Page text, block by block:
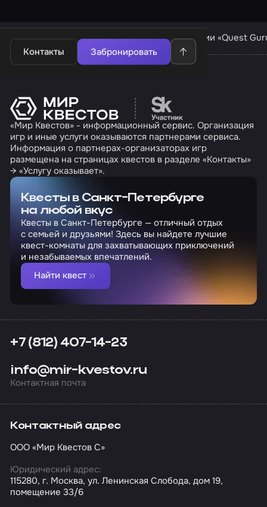
Контакты Забронировать
Квесты в Санкт-Петербурге Квесты компании «Quest
Перейти на сайт
«Мир Квестов» - информационный сервис. Организация
игр и иные услуги оказываются партнерами сервиса.
Информация о партнерах-организаторах игр
размещена на страницах квестов в разделе «Контакты»
→ «Услугу оказывает».
Квесты в Санкт-Петербурге
на любой вкус
Квесты в Санкт-Петербурге — отличный отдых
с семьей и друзьями! Здесь вы найдете лучшие
квест-комнаты для захватывающих приключений
и незабываемых впечатлений.
Найти квест
+7 (812) 407-14-23
info@mir-kvestov.ru
Контактная почта
Контактный адрес
ООО «Мир Квестов С»
Юридический адрес:
115280, г. Москва, ул. Ленинская Слобода, дом 19,
помещение 33/6